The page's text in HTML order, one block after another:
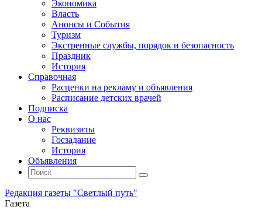
Экономика
Власть
Анонсы и События
Туризм
Экстренные службы, порядок и безопасность
Праздник
История
Справочная
Расценки на рекламу и объявления
Расписание детских врачей
Подписка
О нас
Реквизиты
Госзадание
История
Объявления
Поиск
Искать:
Поиск
Редакция газеты "Светлый путь"
Газета